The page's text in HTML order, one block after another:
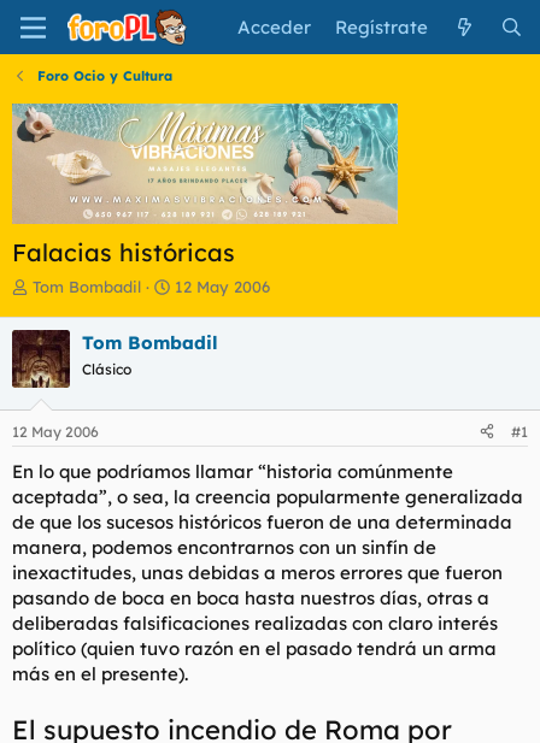
Acceder Regístrate
Foro Ocio y Cultura
Falacias históricas
I
i
c
i
a
d
o
d
e
l
t
e
a
Tom Bombadil
F
h
e
i
c
o
12 May 2006
Tom Bombadil
Clásico
12 May 2006 #1
En lo que podríamos llamar “historia comúnmente
aceptada”, o sea, la creencia popularmente generalizada
de que los sucesos históricos fueron de una determinada
manera, podemos encontrarnos con un sinfín de
inexactitudes, unas debidas a meros errores que fueron
pasando de boca en boca hasta nuestros días, otras a
deliberadas falsificaciones realizadas con claro interés
político (quien tuvo razón en el pasado tendrá un arma
más en el presente).
El supuesto incendio de Roma por